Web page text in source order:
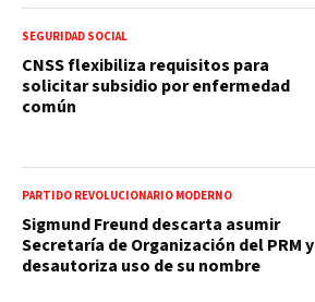
SEGURIDAD SOCIAL
CNSS flexibiliza requisitos para
solicitar subsidio por enfermedad
común
PARTIDO REVOLUCIONARIO MODERNO
Sigmund Freund descarta asumir
Secretaría de Organización del PRM y
desautoriza uso de su nombre